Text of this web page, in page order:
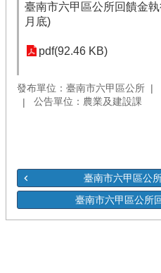
臺南市六甲區公所回饋金
月底)
pdf(92.46 KB)
發布單位：臺南市六甲區公所
公告單位：農業及建設課
臺南市六甲區公
臺南市六甲區公所